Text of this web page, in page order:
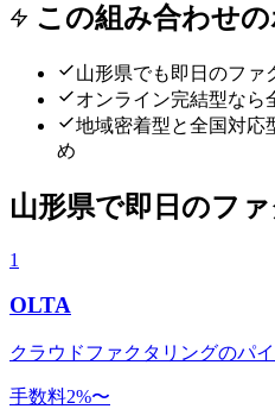
この組み合わせ
山形県でも 即日 のファ
オンライン完結型なら
地域密着型と全国対応
め
山形県で即日 のフ
1
OLTA
クラウドファクタリングのパ
手数料2%〜